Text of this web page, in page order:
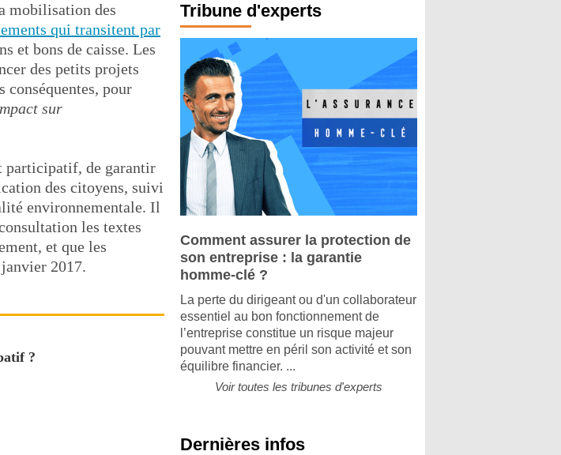
mobilisation des
qui transitent par
et bons de caisse. Les
des petits projets
pour
sur
participatif, de garantir
des citoyens, suivi
environnementale. Il
les textes
et que les
2017.
?
Tribune d'experts
Comment assurer la protection de
son entreprise : la garantie
homme-clé ?
La perte du dirigeant ou d'un collaborateur
essentiel au bon fonctionnement de
l’entreprise constitue un risque majeur
pouvant mettre en péril son activité et son
équilibre financier. ...
Voir toutes les tribunes d'experts
Dernières infos